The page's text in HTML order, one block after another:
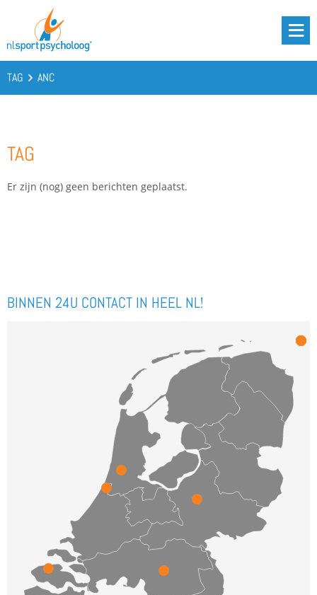
CONTACT
TAG ANC
TAG
Er zijn (nog) geen berichten geplaatst.
BINNEN 24U CONTACT IN HEEL NL!